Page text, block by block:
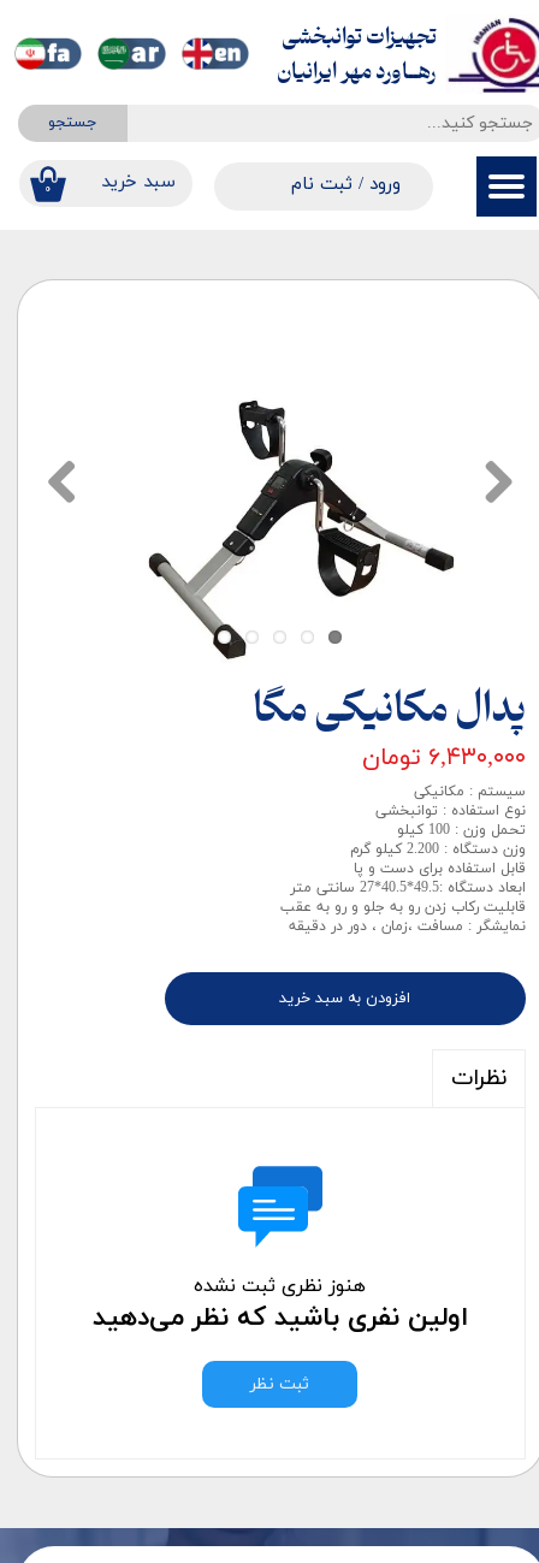
جستجو
۰ ​​سبد خرید ورود / ثبت نام
حساب کاربری من
سفارشات
خروج از حساب کاربری
تجهیزات توانبخشی
​​​​​​​رهــاورد مهر ایرانیان
پدال مکانیکی مگا
۶,۴۳۰,۰۰۰ تومان
سیستم : مکانیکی
نوع استفاده : توانبخشی
تحمل وزن : 100 کیلو
وزن دستگاه : 2.200 کیلو گرم
قابل استفاده برای دست و پا
ابعاد دستگاه :49.5*40.5*27 سانتی متر
قابلیت رکاب زدن رو به جلو و رو به عقب
نمایشگر : مسافت ،زمان ، دور در دقیقه
افزودن به سبد خرید
نظرات
هنوز نظری ثبت نشده
اولین نفری باشید که نظر می‌دهید
ثبت نظر